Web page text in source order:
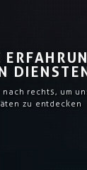
nach rechts, um
zu entdecken